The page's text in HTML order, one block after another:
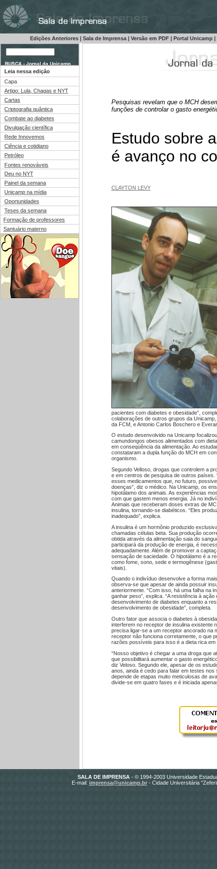
Edições Anteriores | Sala de Imprensa | Versão em PDF | Portal Unicamp |
Leia nessa edição
Capa
Artigo: Lula, Chagas e NYT
Cartas
Criptografia quântica
Combate ao diabetes
Divulgação científica
Rede Innovemos
Ciência e cotidiano
Petróleo
Fontes renováveis
Deu no NYT
Painel da semana
Unicamp na mídia
Oportunidades
Teses da semana
Formação de professores
Santuário materno
Pesquisas revelam que o MCH
funções de controlar o gasto
Estudo sobre
é avanço no
CLAYTON LEVY
pacientes com diabetes e obesidade”,
colaborações de outros grupos da
da FCM, e Antonio Carlos Boschero e
O estudo desenvolvido na Unicamp
camundongos obesos alimentados com
em conseqüência da alimentação. Ao
constataram a dupla função do MCH em
organismo.
Segundo Velloso, drogas que controlem a
e em centros de pesquisa de outros
esses medicamentos que, no futuro,
doenças”, diz o médico. Na Unicamp, os
hipotálamo dos animais. As experiências
com que gastem menos energia. Já no
Animais que receberam doses extras de
insulina, tornando-se diabéticos. “Eles
inadequado”, explica.
A insulina é um hormônio produzido
chamadas células beta. Sua produção
obtida através da alimentação saia do
participará da produção de energia, é
adequadamente. Além de promover a
sensação de saciedade. O hipotálamo é a
como fome, sono, sede e termogênese
vitais).
Quando o indivíduo desenvolve a forma
observa-se que apesar de ainda possuir
anteriormente. “Com isso, há uma falha na
ganhar peso”, explica. “A resistência à
desenvolvimento de diabetes enquanto a
desenvolvimento de obesidade”, completa.
Outro fator que associa o diabetes à
interferem no receptor de insulina existente
precisa ligar-se a um receptor ancorado na
receptor não funciona corretamente, o que
razões possíveis para isso é a dieta rica em
“Nosso objetivo é chegar a uma droga que
que possibilitará aumentar o gasto
diz Veloso. Segundo ele, apesar de os
anos, ainda é cedo para falar em testes
depende de etapas muito meticulosas de
divide-se em quatro fases e é iniciada
SALA DE IMPRENSA- © 1994-2003 Universidade
E-mail: imprensa@unicamp.br- Cidade Universitária